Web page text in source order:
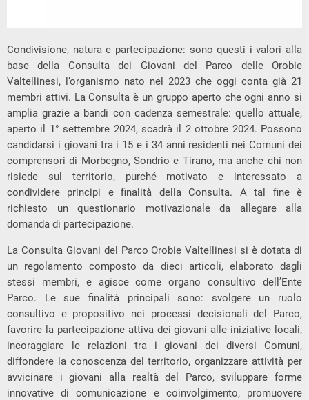
Condivisione, natura e partecipazione: sono questi i valori alla
base della Consulta dei Giovani del Parco delle Orobie
Valtellinesi, l’organismo nato nel 2023 che oggi conta già 21
membri attivi. La Consulta è un gruppo aperto che ogni anno si
amplia grazie a bandi con cadenza semestrale: quello attuale,
aperto il 1° settembre 2024, scadrà il 2 ottobre 2024. Possono
candidarsi i giovani tra i 15 e i 34 anni residenti nei Comuni dei
comprensori di Morbegno, Sondrio e Tirano, ma anche chi non
risiede sul territorio, purché motivato e interessato a
condividere principi e finalità della Consulta. A tal fine è
richiesto un questionario motivazionale da allegare alla
domanda di partecipazione.
La Consulta Giovani del Parco Orobie Valtellinesi si è dotata di
un regolamento composto da dieci articoli, elaborato dagli
stessi membri, e agisce come organo consultivo dell’Ente
Parco. Le sue finalità principali sono: svolgere un ruolo
consultivo e propositivo nei processi decisionali del Parco,
favorire la partecipazione attiva dei giovani alle iniziative locali,
incoraggiare le relazioni tra i giovani dei diversi Comuni,
diffondere la conoscenza del territorio, organizzare attività per
avvicinare i giovani alla realtà del Parco, sviluppare forme
innovative di comunicazione e coinvolgimento, promuovere